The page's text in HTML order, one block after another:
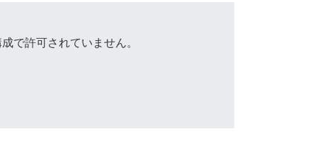
で許可されていません。